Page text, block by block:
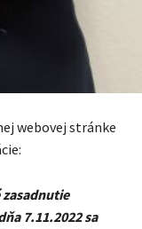
webovej stránke
7.11.2022 sa